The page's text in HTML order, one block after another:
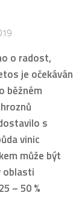
o radost,
je očekáván
běžném
s
vinic
může být
oblasti
– 50 %